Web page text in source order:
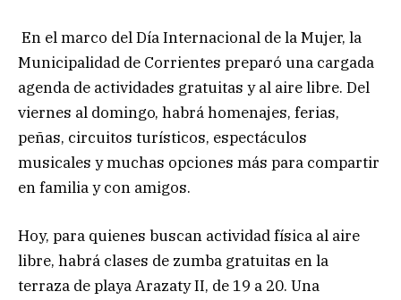
En el marco del Día Internacional de la Mujer, la
Municipalidad de Corrientes preparó una cargada
agenda de actividades gratuitas y al aire libre. Del
viernes al domingo, habrá homenajes, ferias,
peñas, circuitos turísticos, espectáculos
musicales y muchas opciones más para compartir
en familia y con amigos.
Hoy, para quienes buscan actividad física al aire
libre, habrá clases de zumba gratuitas en la
terraza de playa Arazaty II, de 19 a 20. Una